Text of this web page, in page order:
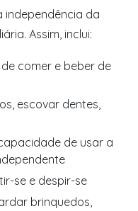
independência da
Assim, inclui:
comer e beber de
escovar dentes,
de usar a
se e despir-se
brinquedos,